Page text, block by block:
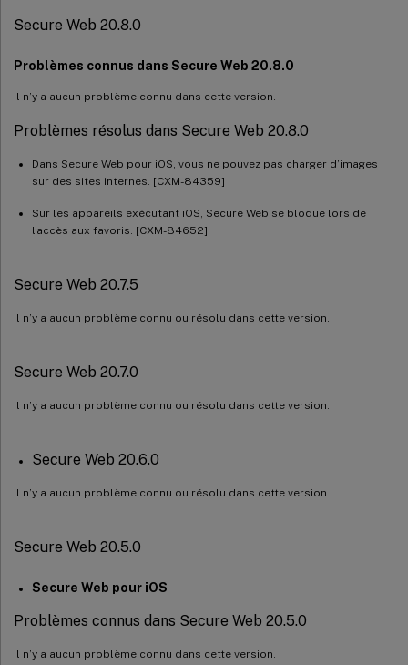
Secure Web 20.8.0
Problèmes connus dans Secure Web 20.8.0
Il n’y a aucun problème connu dans cette version.
Problèmes résolus dans Secure Web 20.8.0
Dans Secure Web pour iOS, vous ne pouvez pas charger d’images
sur des sites internes. [CXM-84359]
Sur les appareils exécutant iOS, Secure Web se bloque lors de
l’accès aux favoris. [CXM-84652]
Secure Web 20.7.5
Il n’y a aucun problème connu ou résolu dans cette version.
Secure Web 20.7.0
Il n’y a aucun problème connu ou résolu dans cette version.
Secure Web 20.6.0
Il n’y a aucun problème connu ou résolu dans cette version.
Secure Web 20.5.0
Secure Web pour iOS
Problèmes connus dans Secure Web 20.5.0
Il n’y a aucun problème connu dans cette version.